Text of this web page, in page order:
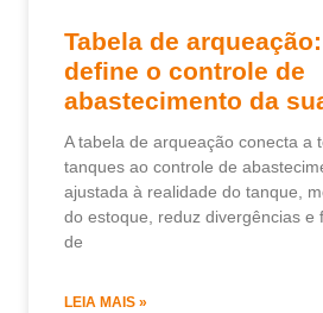
Tabela de
define o controle de
abastecimento da
A tabela de arqueação conecta a
tanques ao controle de
ajustada à realidade do tanque,
do estoque, reduz divergências e
de
LEIA MAIS »